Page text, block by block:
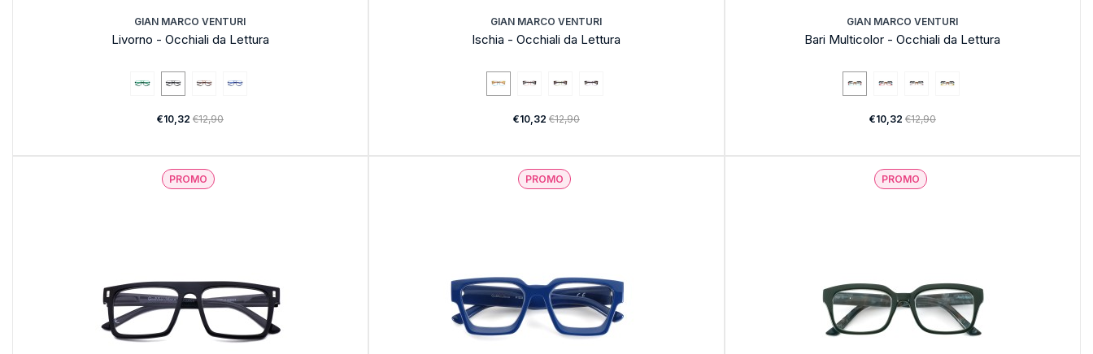
GIAN MARCO VENTURI
Livorno - Occhiali da Lettura
€10,32 €12,90
GIAN MARCO VENTURI
Ischia - Occhiali da Lettura
€10,32 €12,90
GIAN MARCO VENTURI
Bari Multicolor - Occhiali da Lettura
€10,32 €12,90
PROMO PROMO PROMO